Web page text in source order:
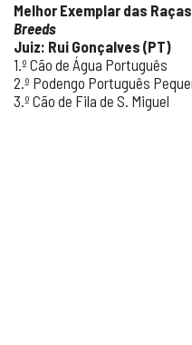
Melhor Exemplar das
Breeds
Juiz: Rui Gonçalves (PT)
1.º Cão de Água Português
2.º Podengo Português
3.º Cão de Fila de S. Miguel